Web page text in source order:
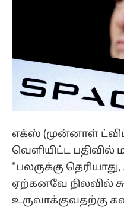
எக்ஸ் (முன்னாள்
வெளியிட்ட பதிவில்
"பலருக்கு
ஏற்கனவே நிலவில்
உருவாக்குவதற்கு